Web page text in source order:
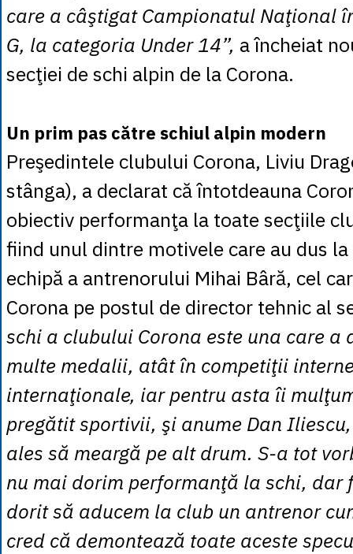
care a câştigat Campionatul Naţional
G, la categoria Under 14”, a încheiat
secţiei de schi alpin de la Corona.
Un prim pas către schiul alpin modern
Preşedintele clubului Corona, Liviu
stânga), a declarat că întotdeauna
obiectiv performanţa la toate secţiile
fiind unul dintre motivele care au dus
echipă a antrenorului Mihai Bâră, cel
Corona pe postul de director tehnic al
schi a clubului Corona este una care a
multe medalii, atât în competiţii
internaţionale, iar pentru asta îi
pregătit sportivii, şi anume Dan
ales să meargă pe alt drum. S-a tot
nu mai dorim performanţă la schi, dar
dorit să aducem la club un antrenor
cred că demontează toate aceste